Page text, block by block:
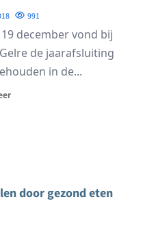
991
19 december vond bij
de jaarafsluiting
in de...
door gezond eten